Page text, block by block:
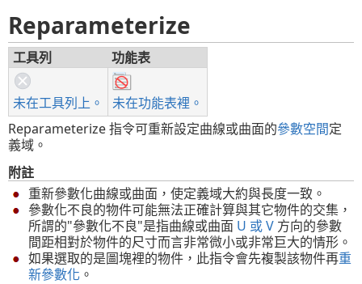
Reparameterize
工具列 功能表
未在工具列上。
未在功能表裡。
Reparameterize 指令可重新設定曲線或曲面的參數空間定
義域。
附註
重新參數化曲線或曲面，使定義域大約與長度一致。
參數化不良的物件可能無法正確計算與其它物件的交集，
所謂的"參數化不良"是指曲線或曲面 U 或 V 方向的參數
間距相對於物件的尺寸而言非常微小或非常巨大的情形。
如果選取的是圖塊裡的物件，此指令會先複製該物件再重
新參數化 。